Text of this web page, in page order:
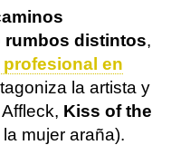
rumbos distintos,
en
la artista y
Kiss of the
mujer araña).